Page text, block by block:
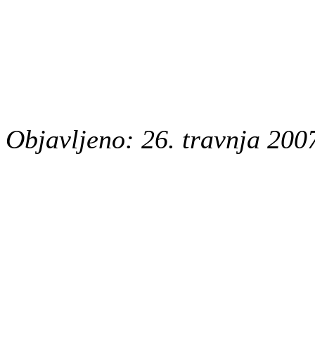
Objavljeno: 26. travnja